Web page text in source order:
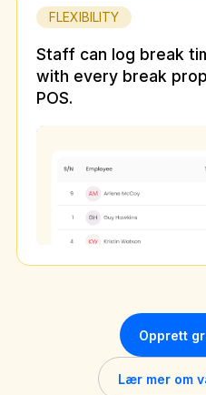
FLEXIBILITY
Staff can log break
with every break
POS.
Opprett
Lær mer om